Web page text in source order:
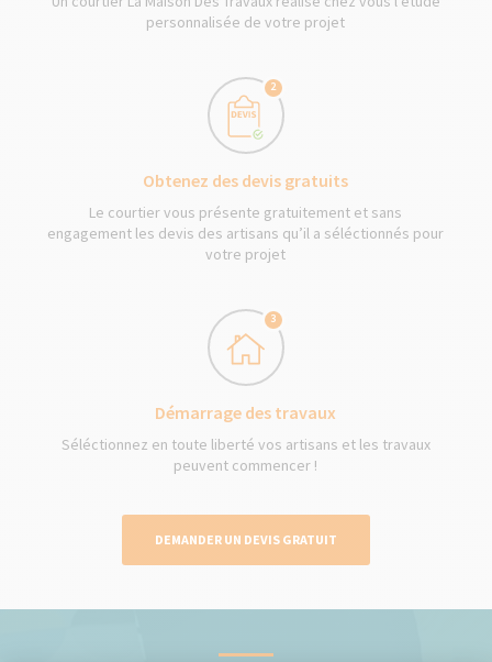
personnalisée de votre projet
2
Obtenez des devis gratuits
Le courtier vous présente gratuitement et sans
engagement les devis des artisans qu’il a séléctionnés pour
votre projet
3
Démarrage des travaux
Séléctionnez en toute liberté vos artisans et les travaux
peuvent commencer !
DEMANDER UN DEVIS GRATUIT